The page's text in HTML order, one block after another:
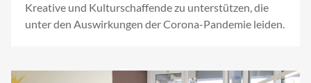
Kreative und Kulturschaffende zu unterstützen, die
unter den Auswirkungen der Corona-Pandemie leiden.